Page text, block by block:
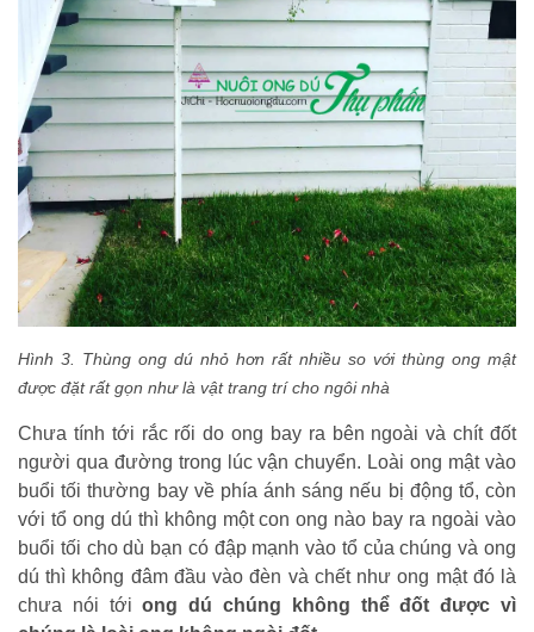
Hình 3. Thùng ong dú nhỏ hơn rất nhiều so với thùng ong mật
được đặt rất gọn như là vật trang trí cho ngôi nhà
Chưa tính tới rắc rối do ong bay ra bên ngoài và chít đốt
người qua đường trong lúc vận chuyển. Loài ong mật vào
buổi tối thường bay về phía ánh sáng nếu bị động tổ, còn
với tổ ong dú thì không một con ong nào bay ra ngoài vào
buổi tối cho dù bạn có đập mạnh vào tổ của chúng và ong
dú thì không đâm đầu vào đèn và chết như ong mật đó là
chưa nói tớiong dú chúng không thể đốt được vì